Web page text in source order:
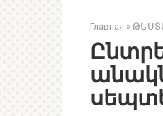
Главная »